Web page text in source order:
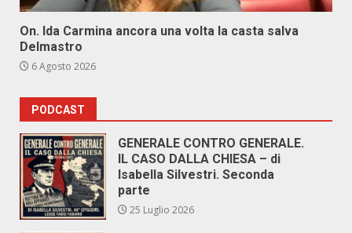
On. Ida Carmina ancora una volta la casta salva
Delmastro
6 Agosto 2026
PODCAST
GENERALE CONTRO GENERALE.
IL CASO DALLA CHIESA – di
Isabella Silvestri. Seconda
parte
25 Luglio 2026